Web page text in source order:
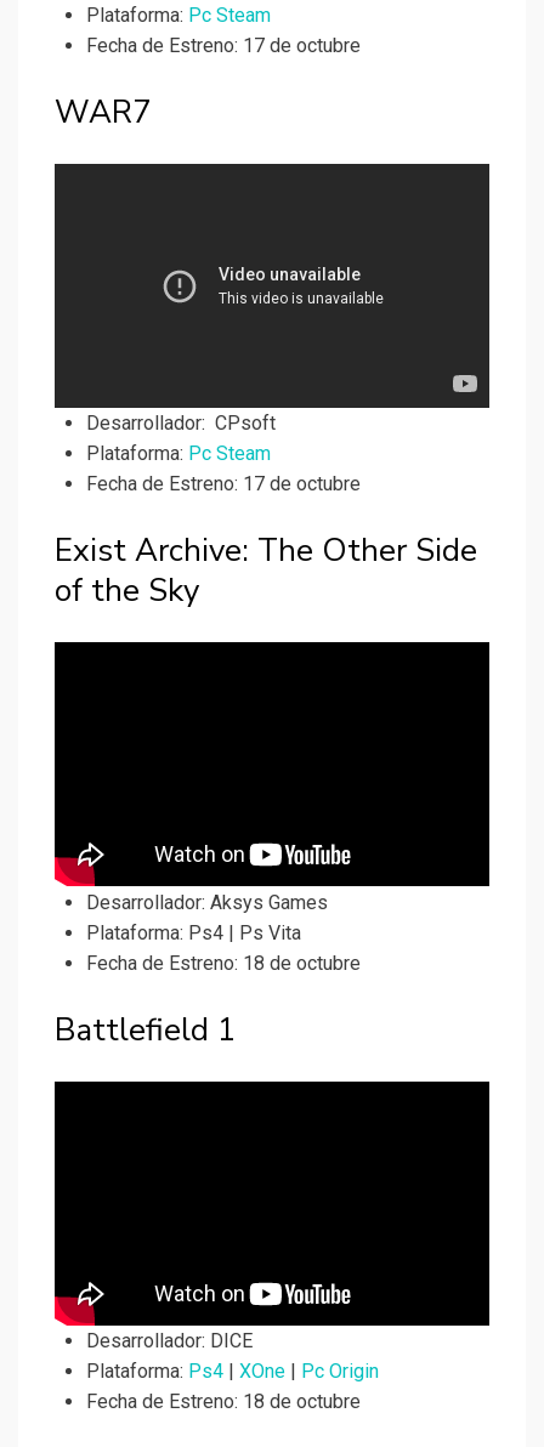
Plataforma: Pc Steam
Fecha de Estreno: 17 de octubre
WAR7
Desarrollador: CPsoft
Plataforma: Pc Steam
Fecha de Estreno: 17 de octubre
Exist Archive: The Other Side
of the Sky
Desarrollador: Aksys Games
Plataforma: Ps4 | Ps Vita
Fecha de Estreno: 18 de octubre
Battlefield 1
Desarrollador: DICE
Plataforma: Ps4 | XOne | Pc Origin
Fecha de Estreno: 18 de octubre